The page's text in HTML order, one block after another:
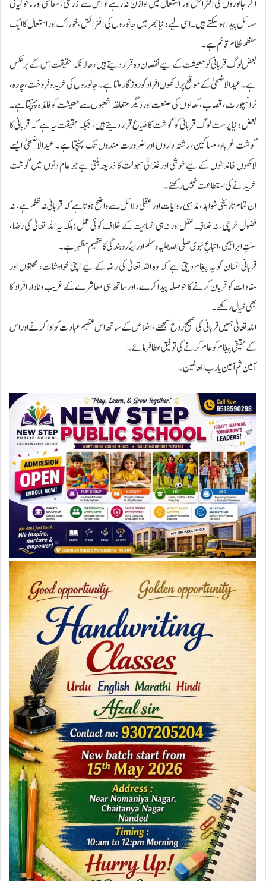
اگر جانوروں کی افزائش اور استعمال میں توازن نہ رہے تو اس سے زرعی، معاشی اور ماحولیاتی
مسائل پیدا ہو سکتے ہیں۔ اسی لیے دنیا بھر میں جانوروں کی افزائش، خوراک اور استعمال کا ایک
منظم نظام قائم ہے۔
بعض لوگ قربانی کو معیشت کے لیے نقصان دہ قرار دیتے ہیں، حالانکہ حقیقت اس کے برعکس
ہے۔ عیدالاضحیٰ کے موقع پر لاکھوں افراد کو روزگار ملتا ہے۔ جانوروں کی خرید و فروخت، چارہ،
ٹرانسپورٹ، قصاب، کھالوں کی صنعت اور دیگر متعلقہ شعبوں سے معیشت کو فائدہ پہنچتا ہے۔
بعض دنیا پرست لوگ قربانی کو گوشت کا ضیاع قرار دیتے ہیں، جبکہ حقیقت یہ ہے کہ قربانی کا
گوشت غرباء، مساکین، رشتہ داروں اور ضرورت مندوں تک پہنچتا ہے۔ عیدالاضحیٰ ایسے
لاکھوں خاندانوں کے لیے خوشی اور غذائی سہولت کا ذریعہ بنتی ہے جو عام دنوں میں گوشت
خریدنے کی استطاعت نہیں رکھتے۔
ان تمام تاریخی شواہد، مذہبی روایات اور عقلی دلائل سے واضح ہوتا ہے کہ قربانی نہ ظلم ہے، نہ
فضول خرچی، نہ خلافِ عقل اور نہ ہی انسانیت کے خلاف کوئی عمل؛ بلکہ یہ اللہ تعالیٰ کی رضا،
سنتِ ابراہیمی، اتباعِ نبوی صلی اللّٰہ علیہ وسلم اور ایثار و بندگی کا عظیم مظہر ہے۔
قربانی انسان کو یہ پیغام دیتی ہے کہ وہ اللہ تعالیٰ کی رضا کے لیے اپنی خواہشات، محبتوں اور
مفادات کو قربان کرنے کا حوصلہ پیدا کرے، اور ساتھ ہی معاشرے کے غریب و نادار افراد کا
بھی خیال رکھے۔
اللہ تعالیٰ ہمیں قربانی کی صحیح روح سمجھنے، اخلاص کے ساتھ اس عظیم عبادت کو ادا کرنے اور اس
کے حقیقی پیغام کو عام کرنے کی توفیق عطا فرمائے۔
آمین ثم آمین یا رب العالمین۔